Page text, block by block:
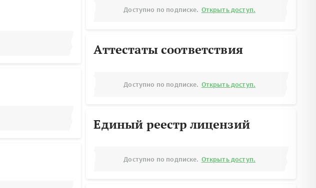
Доступно по подписке. Открыть доступ.
Аттестаты соответствия
Доступно по подписке. Открыть доступ.
Единый реестр лицензий
Доступно по подписке. Открыть доступ.